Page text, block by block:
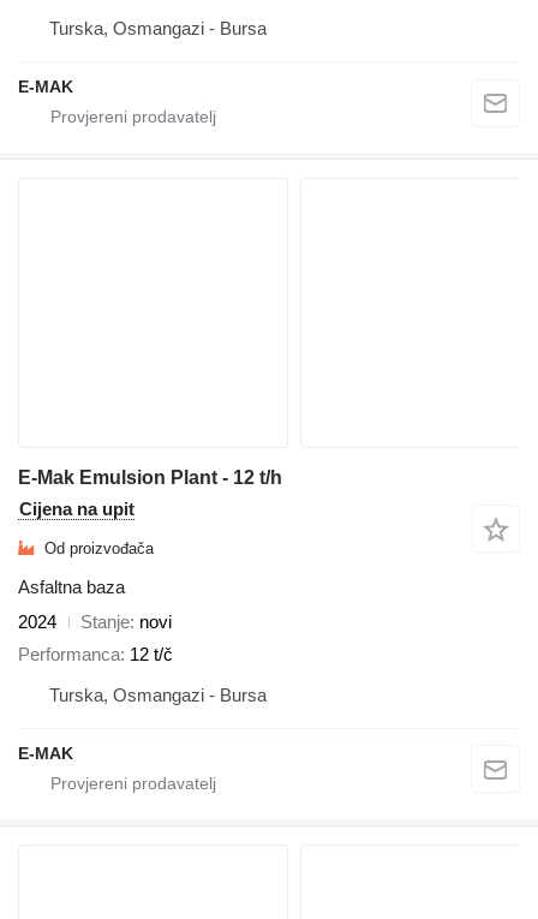
Turska, Osmangazi - Bursa
E-MAK
E-Mak Emulsion Plant - 12 t/h
Cijena na upit
Od proizvođača
Asfaltna baza
2024
Stanje novi
Performanca 12 t/č
Turska, Osmangazi - Bursa
E-MAK